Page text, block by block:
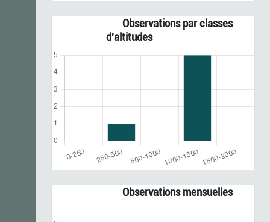
Observations par classes
d'altitudes
Observations mensuelles